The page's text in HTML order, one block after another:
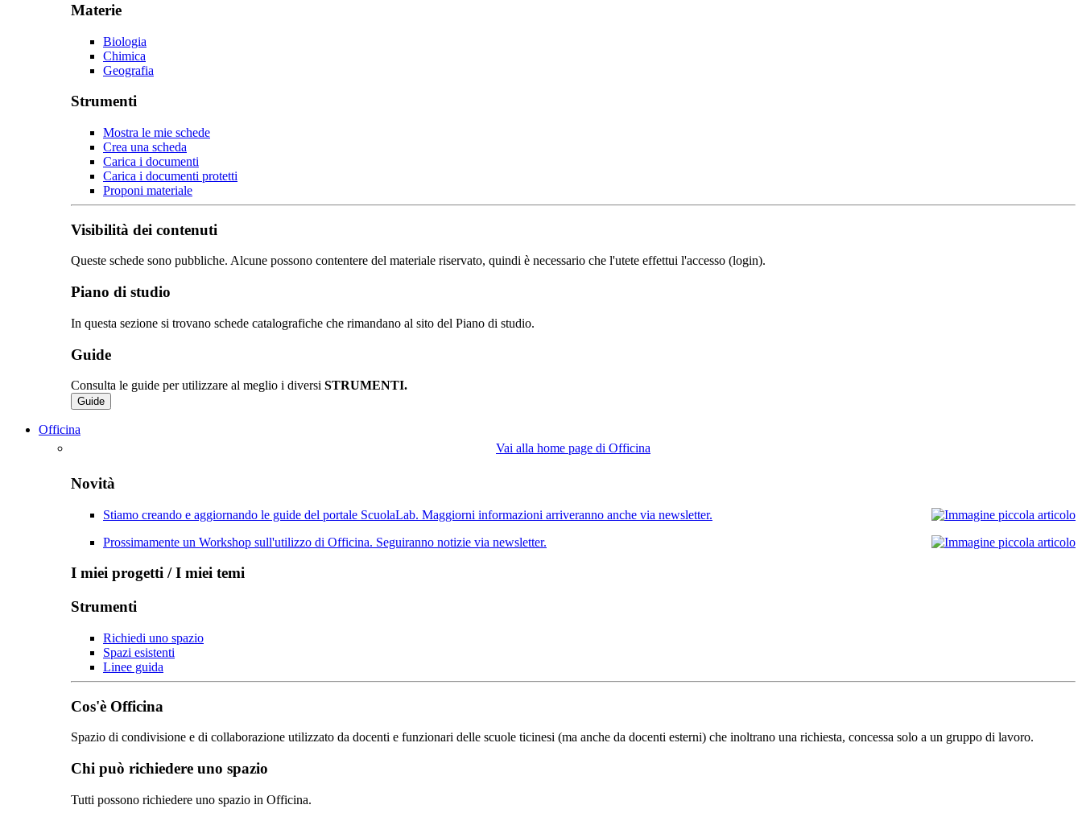
Materie
Biologia
Chimica
Geografia
Strumenti
Mostra le mie schede
Crea una scheda
Carica i documenti
Carica i documenti protetti
Proponi materiale
Visibilità dei contenuti
Queste schede sono pubbliche. Alcune possono contentere del materiale riservato, quindi è necessario che l'utete effettui l'accesso (login).
Piano di studio
In questa sezione si trovano schede catalografiche che rimandano al sito del Piano di studio.
Guide
Consulta le guide per utilizzare al meglio i diversi STRUMENTI.
Guide
Officina
Vai alla home page di Officina
Novità
Stiamo creando e aggiornando le guide del portale ScuolaLab. Maggiorni informazioni arriveranno anche via newsletter.
Prossimamente un Workshop sull'utilizzo di Officina. Seguiranno notizie via newsletter.
I miei progetti / I miei temi
Strumenti
Richiedi uno spazio
Spazi esistenti
Linee guida
Cos'è Officina
Spazio di condivisione e di collaborazione utilizzato da docenti e funzionari delle scuole ticinesi (ma anche da docenti esterni) che inoltrano una richiesta, concessa solo a un gruppo di lavoro.​
Chi può richiedere uno spazio
Tutti possono richiedere uno spazio in Officina.